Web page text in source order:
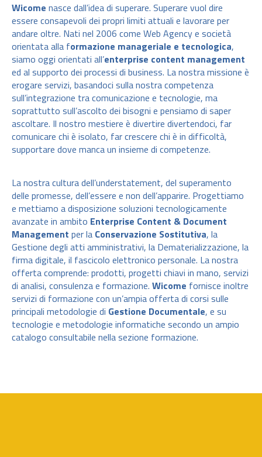
Wicome nasce dall’idea di superare. Superare vuol dire
essere consapevoli dei propri limiti attuali e lavorare per
andare oltre. Nati nel 2006 come Web Agency e società
orientata alla formazione manageriale e tecnologica,
siamo oggi orientati all’enterprise content management
ed al supporto dei processi di business. La nostra missione è
erogare servizi, basandoci sulla nostra competenza
sull’integrazione tra comunicazione e tecnologie, ma
soprattutto sull’ascolto dei bisogni e pensiamo di saper
ascoltare. Il nostro mestiere è divertire divertendoci, far
comunicare chi è isolato, far crescere chi è in difficoltà,
supportare dove manca un insieme di competenze.
La nostra cultura dell’understatement, del superamento
delle promesse, dell’essere e non dell’apparire. Progettiamo
e mettiamo a disposizione soluzioni tecnologicamente
avanzate in ambito Enterprise Content & Document
Management per la Conservazione Sostitutiva, la
Gestione degli atti amministrativi, la Dematerializzazione, la
firma digitale, il fascicolo elettronico personale. La nostra
offerta comprende: prodotti, progetti chiavi in mano, servizi
di analisi, consulenza e formazione. Wicome fornisce inoltre
servizi di formazione con un’ampia offerta di corsi sulle
principali metodologie di Gestione Documentale, e su
tecnologie e metodologie informatiche secondo un ampio
catalogo consultabile nella sezione formazione.